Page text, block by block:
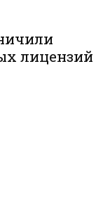
лицензий